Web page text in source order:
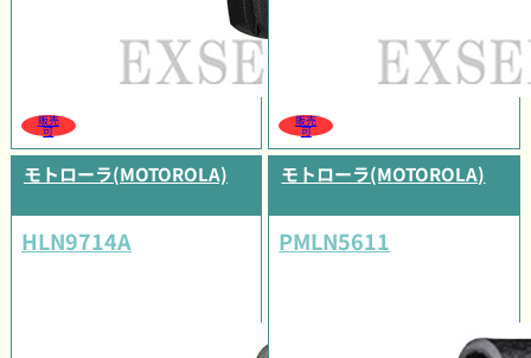
販売
可
販売
可
モトローラ(MOTOROLA)
HLN9714A
モトローラ(MOTOROLA)
PMLN5611